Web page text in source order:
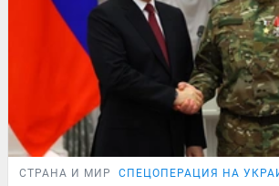
СТРАНА И МИР СПЕЦОПЕРАЦИЯ НА